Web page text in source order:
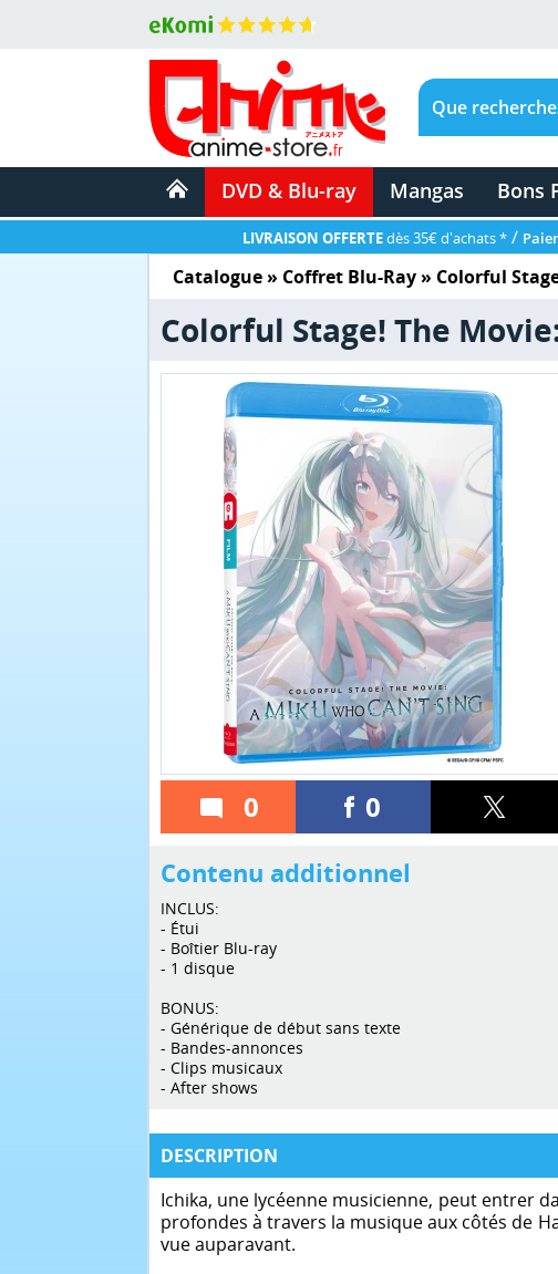
DVD & Blu-ray Mangas Bons
LIVRAISON OFFERTEdès 35€ d'achats * /
Catalogue» Coffret Blu-Ray» Colorful
Colorful Stage! The
0 0
Contenu additionnel
INCLUS:
- Étui
- Boîtier Blu-ray
- 1 disque
BONUS:
- Générique de début sans texte
- Bandes-annonces
- Clips musicaux
- After shows
DESCRIPTION
Ichika, une lycéenne musicienne, peut entrer
profondes à travers la musique aux côtés de
vue auparavant.